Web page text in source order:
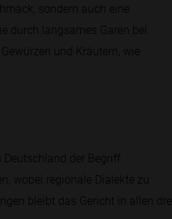
sondern auch eine
durch langsames Garen bei
und Kräutern, wie
Deutschland der Begriff
wobei regionale Dialekte zu
bleibt das Gericht in allen drei